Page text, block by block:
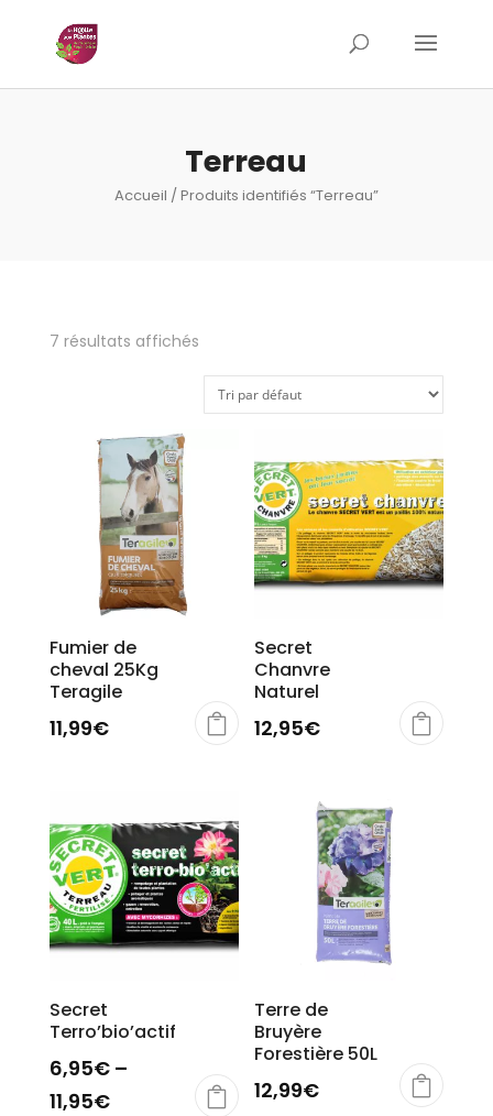
Terreau
Accueil / Produits identifiés “Terreau”
7 résultats affichés
Fumier de
cheval 25Kg
Teragile
11,99€
Secret
Chanvre
Naturel
12,95€
Secret
Terro’bio’actif
6,95€–
11,95€
Terre de
Bruyère
Forestière 50L
12,99€